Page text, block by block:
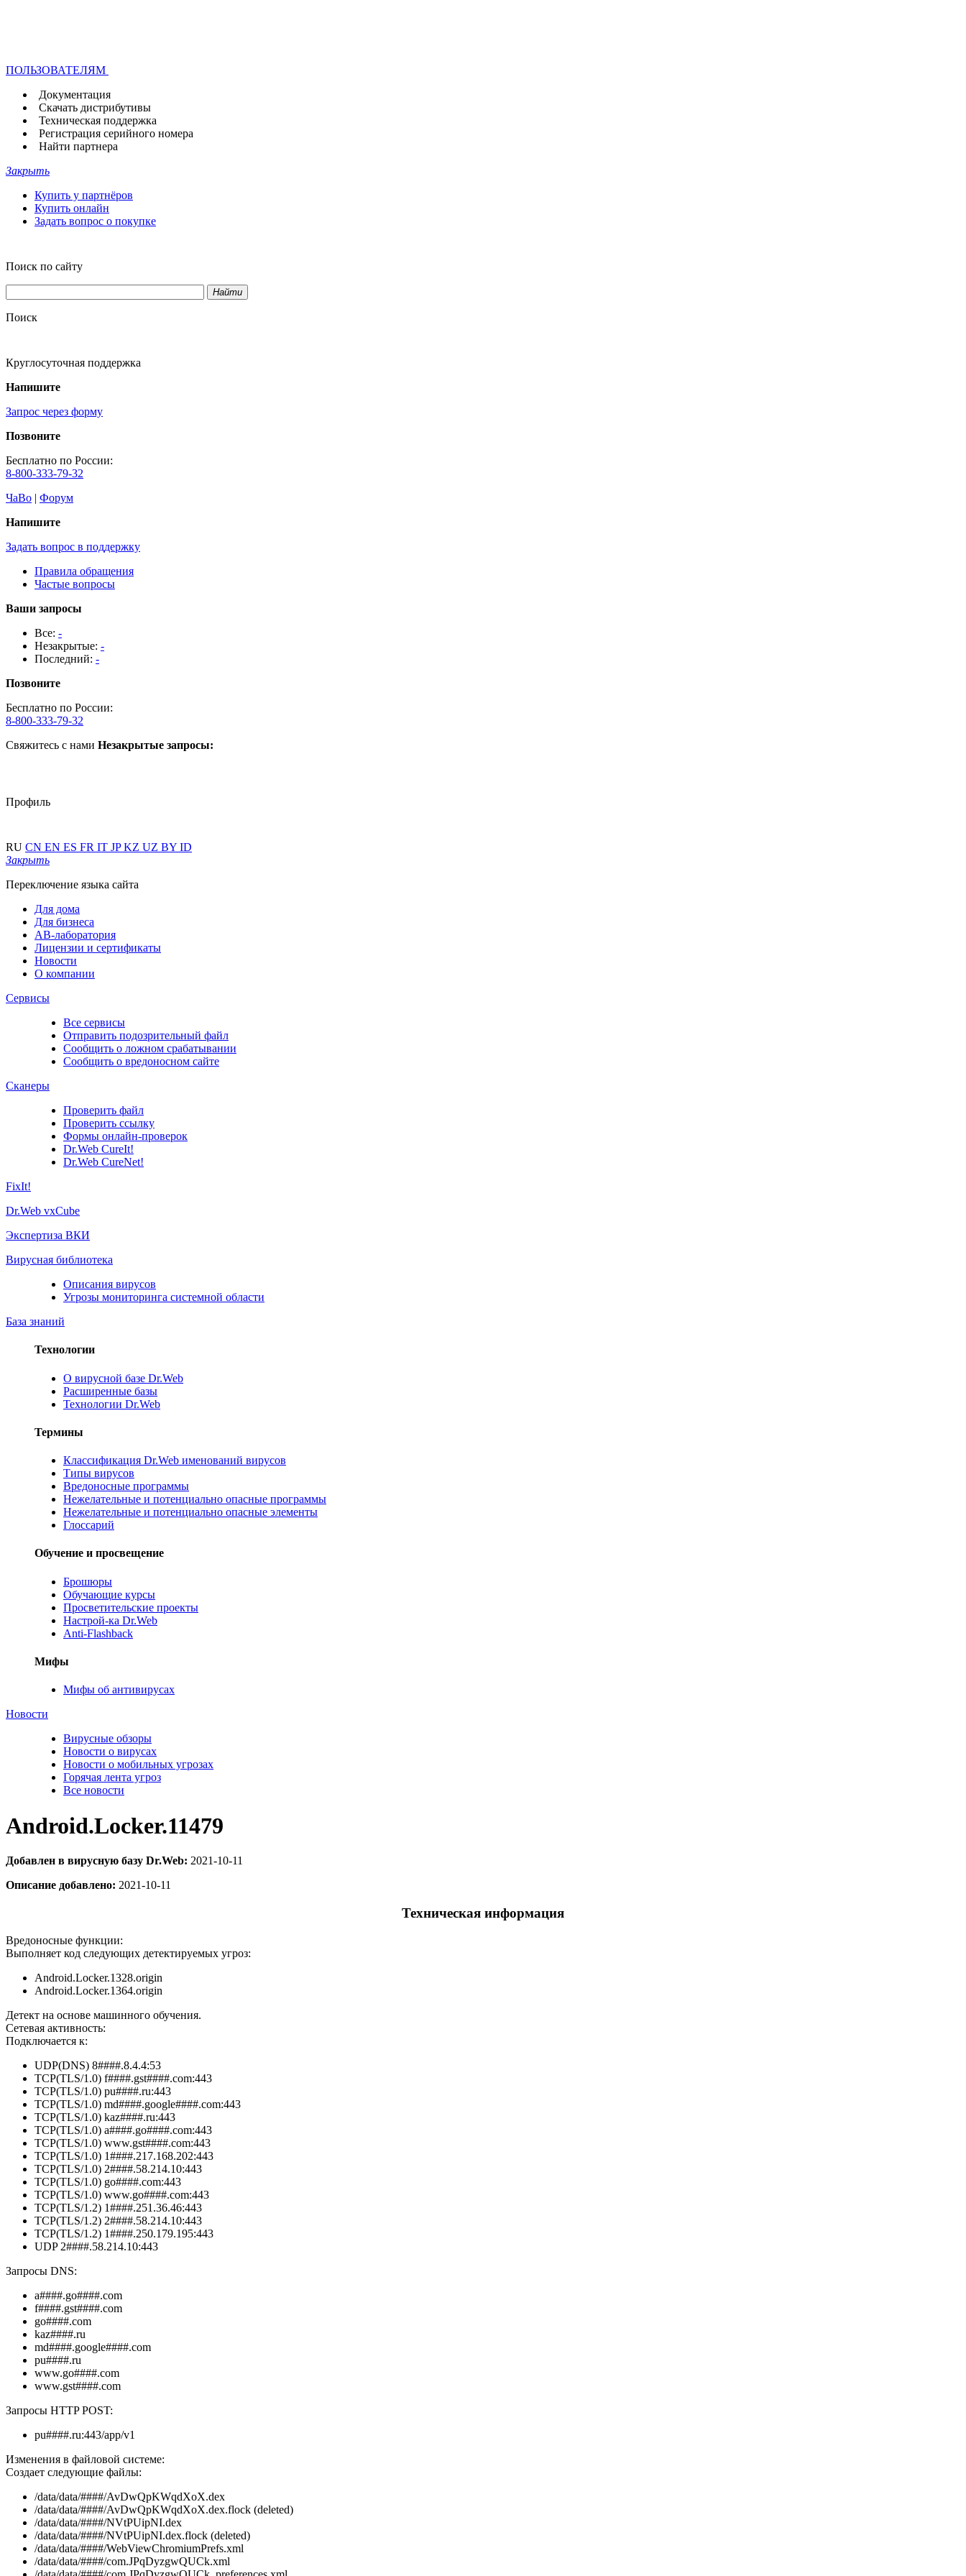
ПОЛЬЗОВАТЕЛЯМ
Документация
Скачать дистрибутивы
Техническая поддержка
Регистрация серийного номера
Найти партнера
Закрыть
Купить у партнёров
Купить онлайн
Задать вопрос о покупке
Поиск по сайту
Найти
Поиск
Круглосуточная поддержка
Напишите
Запрос через форму
Позвоните
Бесплатно по России:
8-800-333-79-32
ЧаВо | Форум
Напишите
Задать вопрос в поддержку
Правила обращения
Частые вопросы
Ваши запросы
Все: -
Незакрытые: -
Последний: -
Позвоните
Бесплатно по России:
8-800-333-79-32
Свяжитесь с нами Незакрытые запросы:
Профиль
RU CN EN ES FR IT JPKZ UZ BY ID
Закрыть
Переключение языка сайта
Для дома
Для бизнеса
АВ-лаборатория
Лицензии и сертификаты
Новости
О компании
Сервисы
Все сервисы
Отправить подозрительный файл
Сообщить о ложном срабатывании
Сообщить о вредоносном сайте
Сканеры
Проверить файл
Проверить ссылку
Формы онлайн-проверок
Dr.Web CureIt!
Dr.Web CureNet!
FixIt!
Dr.Web vxCube
Экспертиза ВКИ
Вирусная библиотека
Описания вирусов
Угрозы мониторинга системной области
База знаний
Технологии
О вирусной базе Dr.Web
Расширенные базы
Технологии Dr.Web
Термины
Классификация Dr.Web именований вирусов
Типы вирусов
Вредоносные программы
Нежелательные и потенциально опасные программы
Нежелательные и потенциально опасные элементы
Глоссарий
Обучение и просвещение
Брошюры
Обучающие курсы
Просветительские проекты
Настрой-ка Dr.Web
Anti-Flashback
Мифы
Мифы об антивирусах
Новости
Вирусные обзоры
Новости о вирусах
Новости о мобильных угрозах
Горячая лента угроз
Все новости
Android.Locker.11479
Добавлен в вирусную базу Dr.Web: 2021-10-11
Описание добавлено: 2021-10-11
Техническая информация
Вредоносные функции:
Выполняет код следующих детектируемых угроз:
Android.Locker.1328.origin
Android.Locker.1364.origin
Детект на основе машинного обучения.
Сетевая активность:
Подключается к:
UDP(DNS) 8####.8.4.4:53
TCP(TLS/1.0) f####.gst####.com:443
TCP(TLS/1.0) pu####.ru:443
TCP(TLS/1.0) md####.google####.com:443
TCP(TLS/1.0) kaz####.ru:443
TCP(TLS/1.0) a####.go####.com:443
TCP(TLS/1.0) www.gst####.com:443
TCP(TLS/1.0) 1####.217.168.202:443
TCP(TLS/1.0) 2####.58.214.10:443
TCP(TLS/1.0) go####.com:443
TCP(TLS/1.0) www.go####.com:443
TCP(TLS/1.2) 1####.251.36.46:443
TCP(TLS/1.2) 2####.58.214.10:443
TCP(TLS/1.2) 1####.250.179.195:443
UDP 2####.58.214.10:443
Запросы DNS:
a####.go####.com
f####.gst####.com
go####.com
kaz####.ru
md####.google####.com
pu####.ru
www.go####.com
www.gst####.com
Запросы HTTP POST:
pu####.ru:443/app/v1
Изменения в файловой системе:
Создает следующие файлы:
/data/data/####/AvDwQpKWqdXoX.dex
/data/data/####/AvDwQpKWqdXoX.dex.flock (deleted)
/data/data/####/NVtPUipNI.dex
/data/data/####/NVtPUipNI.dex.flock (deleted)
/data/data/####/WebViewChromiumPrefs.xml
/data/data/####/com.JPqDyzgwQUCk.xml